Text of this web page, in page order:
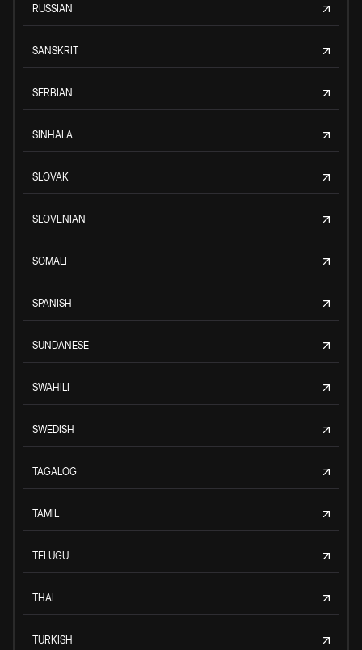
RUSSIAN
SANSKRIT
SERBIAN
SINHALA
SLOVAK
SLOVENIAN
SOMALI
SPANISH
SUNDANESE
SWAHILI
SWEDISH
TAGALOG
TAMIL
TELUGU
THAI
TURKISH